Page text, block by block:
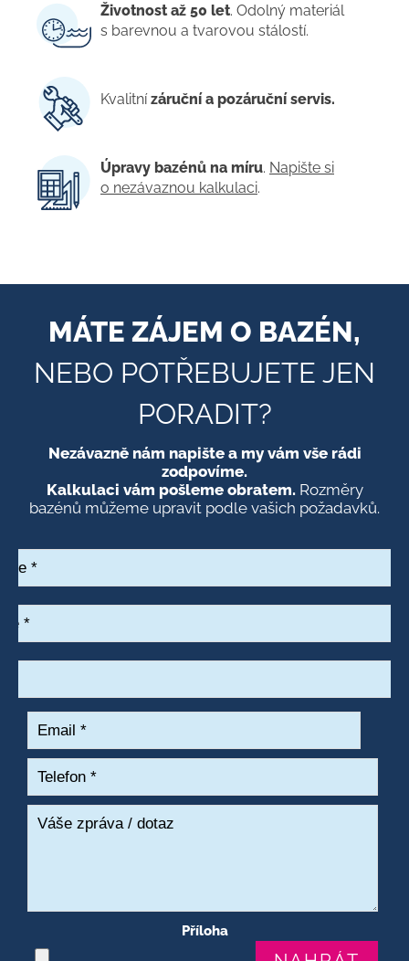
Životnost až 50 let. Odolný materiál
s barevnou a tvarovou stálostí.
Kvalitnízáruční a pozáruční servis.
Úpravy bazénů na míru. Napište si
o nezávaznou kalkulaci.
MÁTE ZÁJEM O BAZÉN,
NEBO POTŘEBUJETE JEN
PORADIT?
Nezávazně nám napište a my vám vše rádi
zodpovíme.
Kalkulaci vám pošleme obratem.Rozměry
bazénů můžeme upravit podle vašich požadavků.
*
Příloha